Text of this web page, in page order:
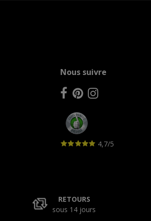
Nous suivre
4,7/5
RETOURS
sous 14 jours